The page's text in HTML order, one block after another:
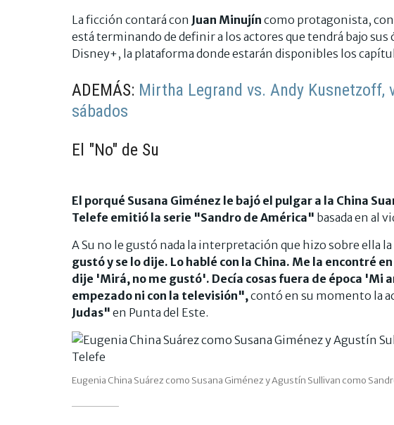
La ficción contará con Juan Minujín como protagonista,
está terminando de definir a los actores que tendrá bajo sus
Disney+, la plataforma donde estarán disponibles los
ADEMÁS: Mirtha Legrand vs. Andy Kusnetzoff,
sábados
El "No" de Su
El porqué Susana Giménez le bajó el pulgar a la China
Telefe emitió la serie "Sandro de América" basada en al
A Su no le gustó nada la interpretación que hizo sobre ella la
gustó y se lo dije. Lo hablé con la China. Me la encontré
dije 'Mirá, no me gustó'. Decía cosas fuera de época 'Mi
empezado ni con la televisión", contó en su momento la
Judas" en Punta del Este.
Eugenia China Suárez como Susana Giménez y Agustín Sullivan como